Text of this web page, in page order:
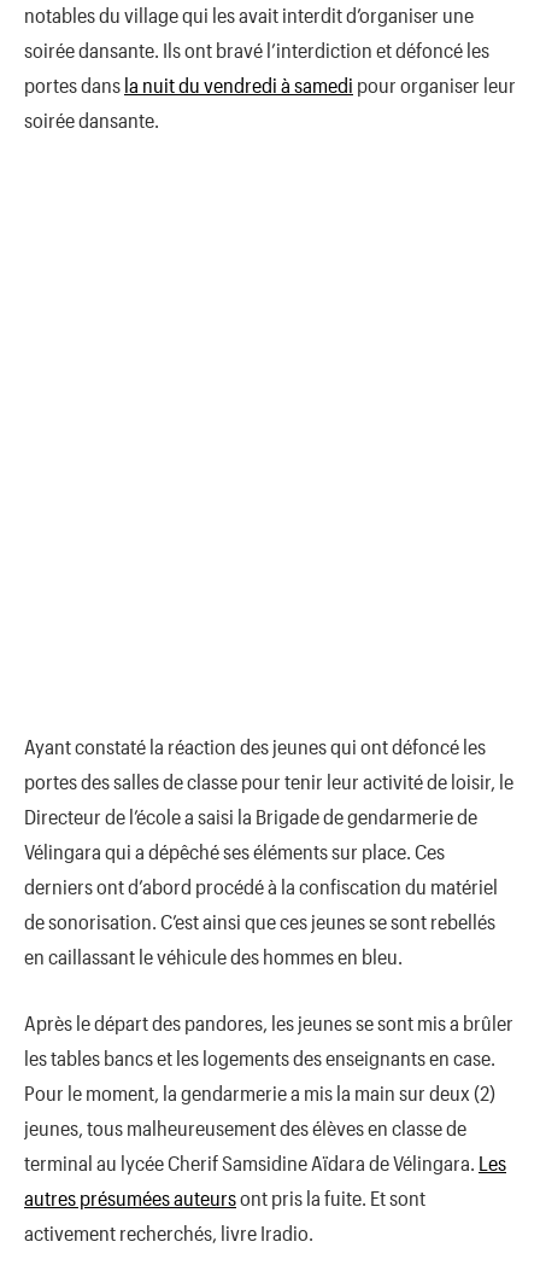
notables du village qui les avait interdit d’organiser une
soirée dansante. Ils ont bravé l’interdiction et défoncé les
portes dans la nuit du vendredi à samedi pour organiser leur
soirée dansante.
Ayant constaté la réaction des jeunes qui ont défoncé les
portes des salles de classe pour tenir leur activité de loisir, le
Directeur de l’école a saisi la Brigade de gendarmerie de
Vélingara qui a dépêché ses éléments sur place. Ces
derniers ont d’abord procédé à la confiscation du matériel
de sonorisation. C’est ainsi que ces jeunes se sont rebellés
en caillassant le véhicule des hommes en bleu.
Après le départ des pandores, les jeunes se sont mis a brûler
les tables bancs et les logements des enseignants en case.
Pour le moment, la gendarmerie a mis la main sur deux (2)
jeunes, tous malheureusement des élèves en classe de
terminal au lycée Cherif Samsidine Aïdara de Vélingara. Les
autres présumées auteursont pris la fuite. Et sont
activement recherchés, livre Iradio.